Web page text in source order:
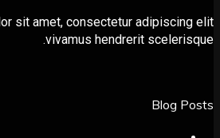
dolor sit amet, consectetur
vivamus hendrerit
Blog